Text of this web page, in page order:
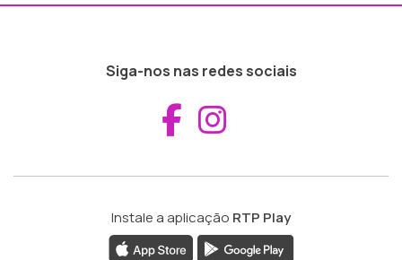
Siga-nos nas redes sociais
Aceder ao
Instale a aplicação RTP Play